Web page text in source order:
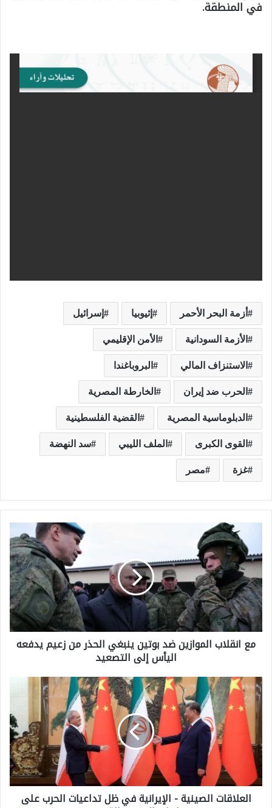
في المنطقة.
أزمة البحر الأحمر إثيوبيا إسرائيل
الأزمة السودانية الأمن الإقليمي
الاستنزاف المالي البروباغندا
الحرب ضد إيران الخارطة المصرية
الدبلوماسية المصرية القضية الفلسطينية
القوى الكبرى الملف الليبي سد النهضة
غزة مصر
ا
ن
ق
ل
ا
ل
ا
ز
ي
مع انقلاب الموازين ضد بوتين ينبغي الحذر من زعيم يدفعه
اليأس إلى التصعيد
ا
ا
ق
العلاقات الصينية - الإيرانية في ظل تداعيات الحرب على